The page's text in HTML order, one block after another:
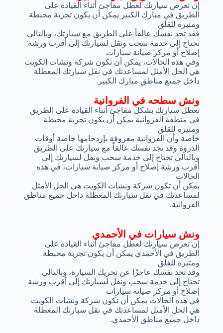
ونش سطحه في الفروانية
تعطل سيارتك بشكل مفاجئ أثناء القيادة على الطريق
في منطقة الفروانية يمكن أن يكون تجربة محبطة
ومثيرة للقلق
خاصة وأن الفروانية معروفة بإزدحامها خاصة أوقات
الذروة وقد تجد نفسك عالقاً مع سيارتك على الطريق
وبالتالي تحتاج إلى خدمة سحب ونقل لسيارتك إلى
أقرب ورشة إصلاح أو مركز صيانة سيارات، في هذه
الحالات
يمكن أن تكون شركة ونشات الكويت هي الحل الأمثل
لمساعدتك في نقل سيارتك المعطلة داخل جميع مناطق
الفروانية.
إن تعرض سيارتك لعطل مفاجئ أثناء القيادة على
الطريق في مبارك الكبير يمكن أن يكون تجربة محبطة
ومثيرة للقلق
فقد تجد نفسك عالقاً على الطريق مع سيارتك، وبالتالي
تحتاج إلى خدمة سحب ونقل لسيارتك إلى أقرب ورشة
إصلاح أو مركز صيانة سيارات
وفي هذه الحالات، يمكن أن تكون شركة ونشات الكويت
هي الحل الأمثل لمساعدتك في نقل سيارتك المعطلة
داخل جميع مناطق مبارك الكبير.
ونش سيارات في الأحمدي
إن تعرض سيارتك لعطل مفاجئ أثناء القيادة على
الطريق في الأحمدي يمكن أن يكون تجربة محبطة
ومثيرة للقلق
وقد تجد نفسك عاجزًا عن تحريك السيارة، وبالتالي
تحتاج إلى خدمة سحب ونقل لسيارتك إلى أقرب ورشة
إصلاح أو مركز صيانة سيارات
في هذه الحالات يمكن أن تكون شركة ونشات الكويت
هي الحل الأمثل لمساعدتك في نقل سيارتك المعطلة
داخل جميع مناطق الأحمدي.